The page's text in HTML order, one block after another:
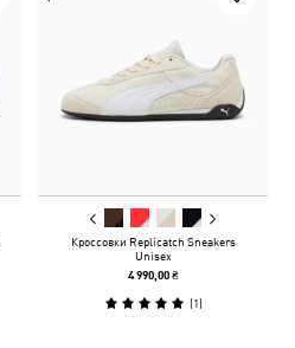
Кроссовки Replicatch Sneakers
Unisex
4 990,00 ₴
(1)